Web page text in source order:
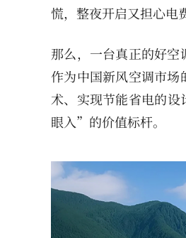
慌，整夜开启又担心电
那么，一台真正的好空
作为中国新风空调市
术、实现节能省电的
眼入”的价值标杆。